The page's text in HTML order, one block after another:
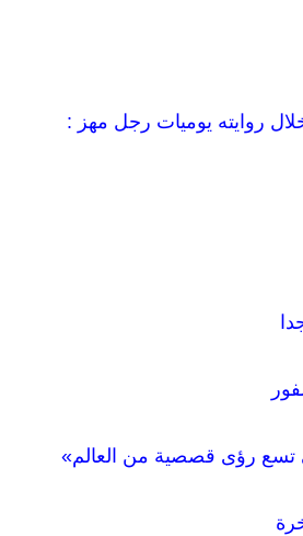
روايته يوميات رجل مهز :
تسع رؤى قصصية من العالم»